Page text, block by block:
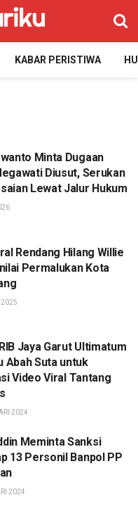
KABAR PERISTIWA
Minta Dugaan
Diusut, Serukan
Lewat Jalur Hukum
Rendang Hilang Willie
Permalukan Kota
2025
Jaya Garut Ultimatum
Abah Suta untuk
Video Viral Tantang
2024
Meminta Sanksi
13 Personil Banpol PP
2024